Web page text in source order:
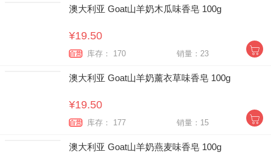
澳大利亚 Goat山羊奶木瓜味香皂 100g
¥19.50
自营 库存： 170 销量：23
澳大利亚 Goat山羊奶薰衣草味香皂 100g
¥19.50
自营 库存： 177 销量：15
澳大利亚 Goat山羊奶燕麦味香皂 100g